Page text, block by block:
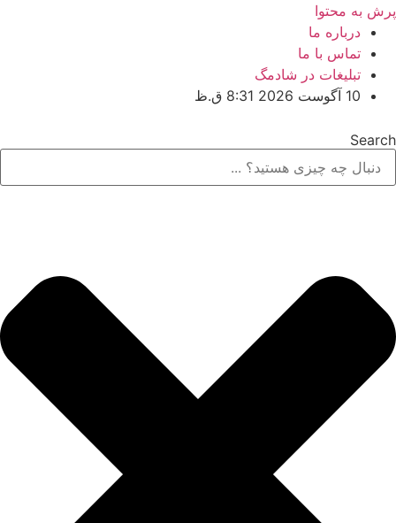
پرش به محتوا
درباره ما
تماس با ما
تبلیغات در شادمگ
10 آگوست 2026 8:31 ق.ظ
Search